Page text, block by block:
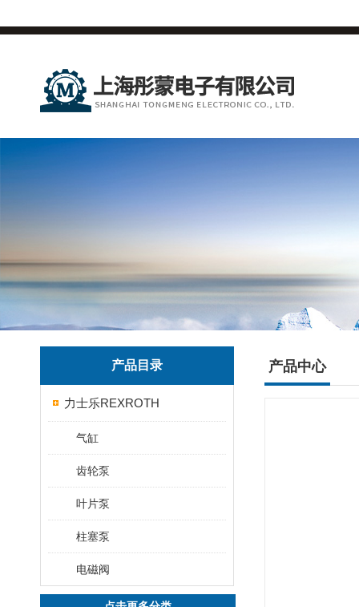
产品目录
力士乐REXROTH
气缸
齿轮泵
叶片泵
柱塞泵
电磁阀
产品中心